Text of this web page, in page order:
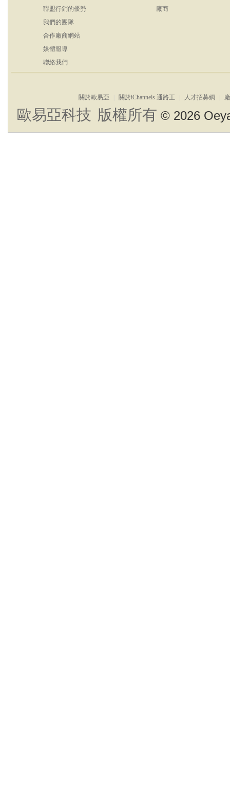
聯盟行銷的優勢
我們的團隊
合作廠商網站
媒體報導
聯絡我們
廠商
關於歐易亞 關於iChannels 通路王 人才招募網
歐易亞科技 版權所有 © 2026